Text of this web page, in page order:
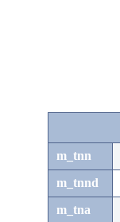
m_tnn
m_tnnd
m_tna